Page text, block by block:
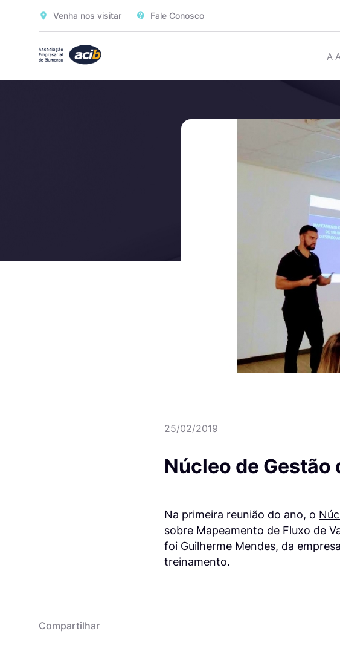
Venha nos visitar Fale Conosco
A
25/02/2019
Núcleo de
Na primeira reunião do ano, o
sobre Mapeamento de Fluxo de
foi Guilherme Mendes, da
treinamento.
Compartilhar